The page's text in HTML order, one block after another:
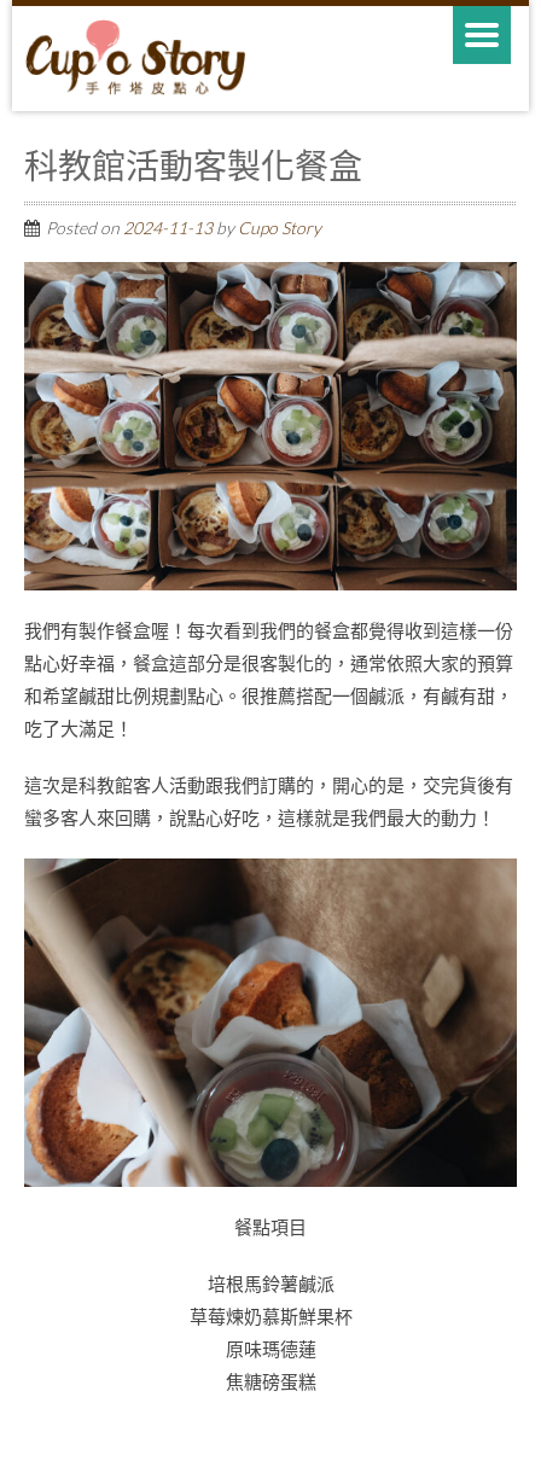
科教館活動客製化餐盒
Posted on 2024-11-13by Cupo Story
我們有製作餐盒喔！每次看到我們的餐盒都覺得收到這樣一份
點心好幸福，餐盒這部分是很客製化的，通常依照大家的預算
和希望鹹甜比例規劃點心。很推薦搭配一個鹹派，有鹹有甜，
吃了大滿足！
這次是科教館客人活動跟我們訂購的，開心的是，交完貨後有
蠻多客人來回購，說點心好吃，這樣就是我們最大的動力！
餐點項目
培根馬鈴薯鹹派
草莓煉奶慕斯鮮果杯
原味瑪德蓮
焦糖磅蛋糕